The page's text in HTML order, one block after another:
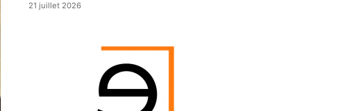
21 juillet 2026